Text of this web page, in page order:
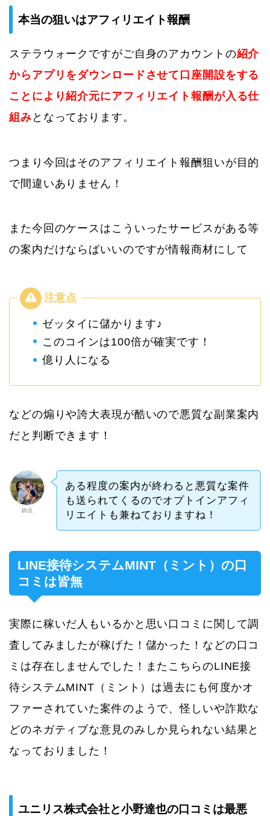
本当の狙いはアフィリエイト報酬
ステラウォークですがご自身のアカウントの紹介
からアプリをダウンロードさせて口座開設をする
ことにより紹介元にアフィリエイト報酬が入る仕
組み となっております。
つまり今回はそのアフィリエイト報酬狙いが目的
で間違いありません！
また今回のケースはこういったサービスがある等
の案内だけならばいいのですが情報商材にして
ゼッタイに儲かります♪
このコインは100倍が確実です！
億り人になる
などの煽りや誇大表現が酷いので悪質な副業案内
だと判断できます！
釼法
ある程度の案内が終わると悪質な案件
も送られてくるのでオプトインアフィ
リエイトも兼ねておりますね！
LINE接待システムMINT（ミント）の口
コミは皆無
実際に稼いだ人もいるかと思い口コミに関して調
査してみましたが稼げた！儲かった！などの口コ
ミは存在しませんでした！またこちらのLINE接
待システムMINT（ミント）は過去にも何度かオ
ファーされていた案件のようで、怪しいや詐欺な
どのネガティブな意見のみしか見られない結果と
なっておりました！
ユニリス株式会社と小野達也の口コミは最悪